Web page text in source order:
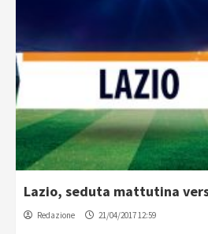
Lazio, seduta mattutina
Redazione 21/04/2017 12:59